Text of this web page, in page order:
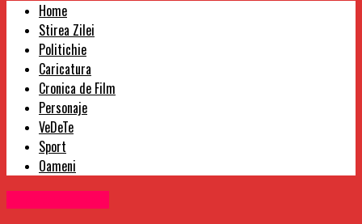
Home
Stirea Zilei
Politichie
Caricatura
Cronica de Film
Personaje
VeDeTe
Sport
Oameni